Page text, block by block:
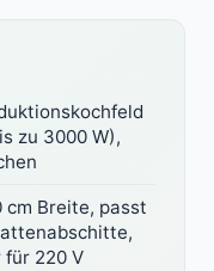
zu 3000 W),
cm Breite, passt
für 220 V